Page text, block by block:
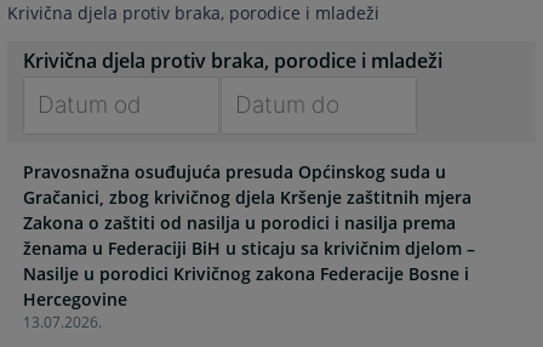
Krivična djela protiv braka, porodice i mladeži
Krivična djela protiv braka, porodice i mladeži
forward
to
interact
with
the
calendar
and
forward
to
interact
with
the
13.07.2026.
Pravosnažna osuđujuća presuda Općinskog suda u
Gračanici, zbog krivičnog djela Kršenje zaštitnih mjera
Zakona o zaštiti od nasilja u porodici i nasilja prema
ženama u Federaciji BiH u sticaju sa krivičnim djelom –
Nasilje u porodici Krivičnog zakona Federacije Bosne i
Hercegovine